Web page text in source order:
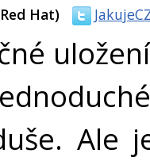
Hat)
Ale